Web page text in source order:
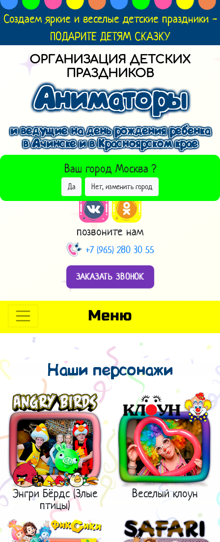
Создаем яркие и веселые детские праздники -
ПОДАРИТЕ ДЕТЯМ СКАЗКУ
ОРГАНИЗАЦИЯ ДЕТСКИХ
ПРАЗДНИКОВ
Аниматоры
и ведущие на день рождения ребенка
в Ачинске и в Красноярском крае
Ваш город Москва ?
Да Нет, изменить город
ВЫБРАТЬ ДРУГОЙ ГОРОД
позвоните нам
+7 (965) 280 30 55
ЗАКАЗАТЬ ЗВОНОК
Меню
Наши персонажи
Энгри Бёрдс (Злые
птицы)
Веселый клоун